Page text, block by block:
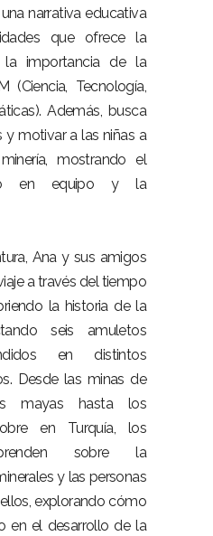
narrativa educativa
que ofrece la
la importancia de la
(Ciencia, Tecnología,
Además, busca
motivar a las niñas a
mostrando el
en equipo y la
Ana y sus amigos
a través del tiempo
la historia de la
seis amuletos
en distintos
Desde las minas de
mayas hasta los
en Turquía, los
sobre la
y las personas
explorando cómo
en el desarrollo de la